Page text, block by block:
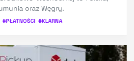
oraz Węgry.
#PŁATNOŚCI #KLARNA